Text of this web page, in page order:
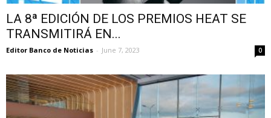
LA 8ª EDICIÓN DE LOS PREMIOS HEAT SE
TRANSMITIRÁ EN...
Editor Banco de Noticias - June 7, 2023 0